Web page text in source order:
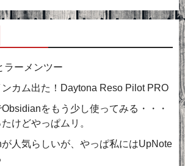
ラーメンツー
カム出た！Daytona Reso Pilot PRO
をもう少し使ってみる・・・
けどやっぱムリ。
人気らしいが、やっぱ私にはUpNote